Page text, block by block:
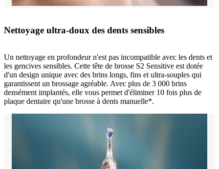
Nettoyage ultra-doux des dents sensibles
Un nettoyage en profondeur n'est pas incompatible avec les dents et
les gencives sensibles. Cette tête de brosse S2 Sensitive est dotée
d'un design unique avec des brins longs, fins et ultra-souples qui
garantissent un brossage agréable. Avec plus de 3 000 brins
densément implantés, elle vous permet d'éliminer 10 fois plus de
plaque dentaire qu'une brosse à dents manuelle*.